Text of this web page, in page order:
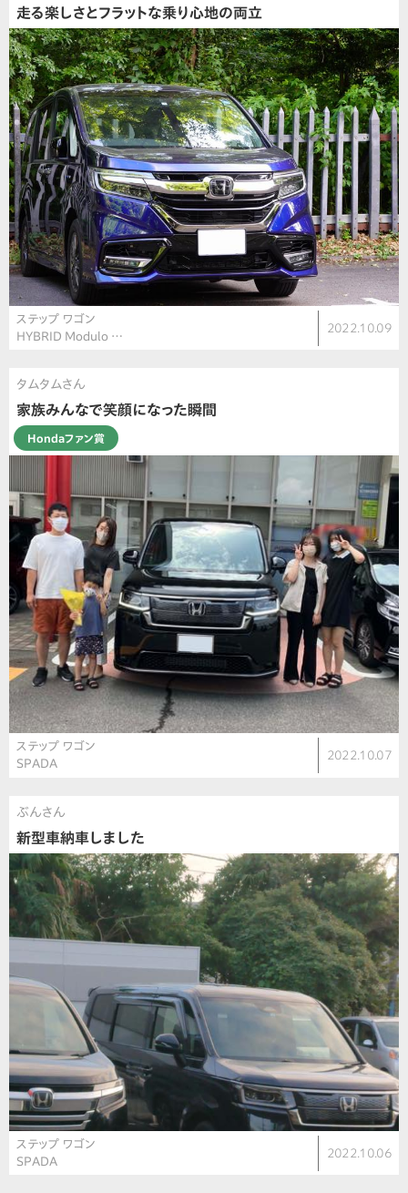
走る楽しさとフラットな乗り心地の両立
ステップ ワゴン
HYBRID Modulo …
2022.10.09
タムタムさん
家族みんなで笑顔になった瞬間
Hondaファン賞
ステップ ワゴン
SPADA
2022.10.07
ぶんさん
新型車納車しました
ステップ ワゴン
SPADA
2022.10.06